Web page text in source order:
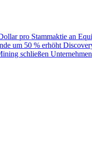
pro Stammaktie an
um 50 % erhöht
schließen